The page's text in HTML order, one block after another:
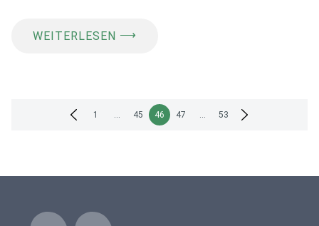
WEITERLESEN ⟶
Seitennummerierung
1 … 45 46 47 … 53